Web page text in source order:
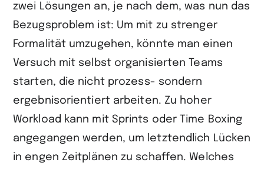
zwei Lösungen an, je nach dem, was nun das
Bezugsproblem ist: Um mit zu strenger
Formalität umzugehen, könnte man einen
Versuch mit selbst organisierten Teams
starten, die nicht prozess- sondern
ergebnisorientiert arbeiten. Zu hoher
Workload kann mit Sprints oder Time Boxing
angegangen werden, um letztendlich Lücken
in engen Zeitplänen zu schaffen. Welches